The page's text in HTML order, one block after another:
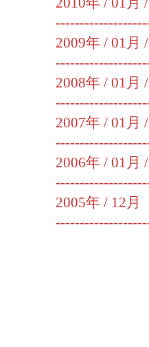
2009年 / 01月 /
2008年 / 01月 /
2007年 / 01月 /
2006年 / 01月 /
2005年 / 12月